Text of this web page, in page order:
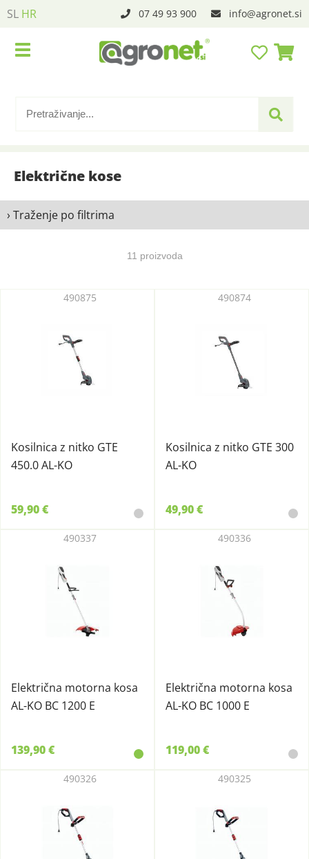
SL HR 07 49 93 900 info agronet.si
Električne kose
› Traženje po filtrima
11 proizvoda
Kosilnica z nitko GTE
450.0 AL-KO
490875
59,90 €
Kosilnica z nitko GTE 300
AL-KO
490874
49,90 €
Električna motorna kosa
AL-KO BC 1200 E
490337
139,90 €
Električna motorna kosa
AL-KO BC 1000 E
490336
119,00 €
490326 490325